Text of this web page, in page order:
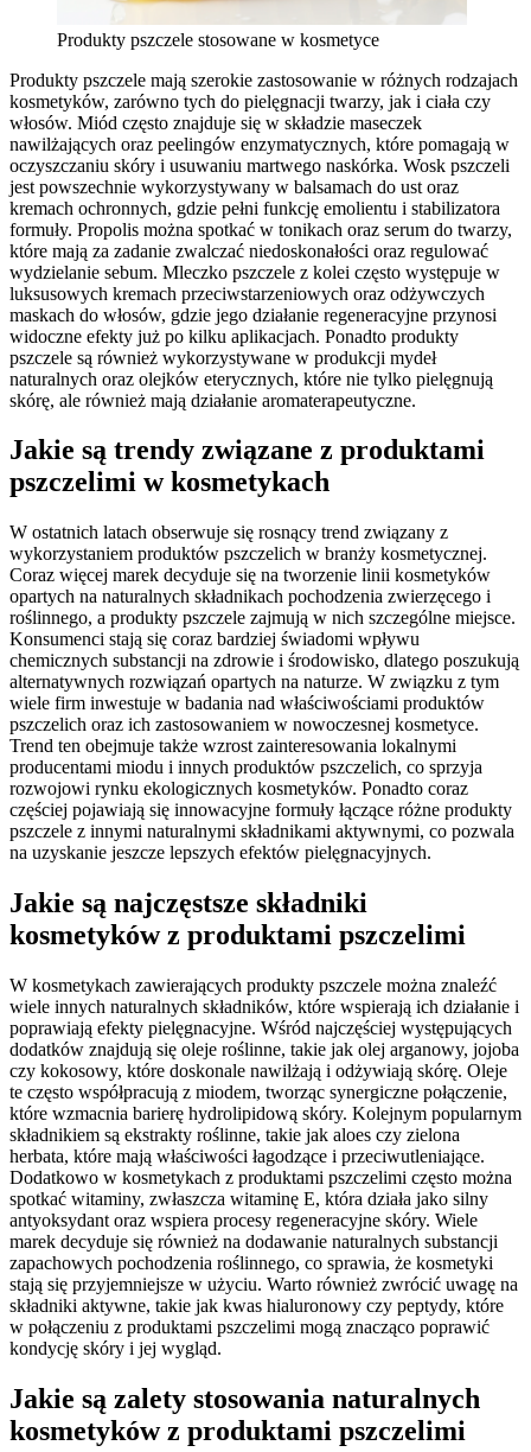
Produkty pszczele stosowane w kosmetyce
Produkty pszczele mają szerokie zastosowanie w różnych rodzajach
kosmetyków, zarówno tych do pielęgnacji twarzy, jak i ciała czy
włosów. Miód często znajduje się w składzie maseczek
nawilżających oraz peelingów enzymatycznych, które pomagają w
oczyszczaniu skóry i usuwaniu martwego naskórka. Wosk pszczeli
jest powszechnie wykorzystywany w balsamach do ust oraz
kremach ochronnych, gdzie pełni funkcję emolientu i stabilizatora
formuły. Propolis można spotkać w tonikach oraz serum do twarzy,
które mają za zadanie zwalczać niedoskonałości oraz regulować
wydzielanie sebum. Mleczko pszczele z kolei często występuje w
luksusowych kremach przeciwstarzeniowych oraz odżywczych
maskach do włosów, gdzie jego działanie regeneracyjne przynosi
widoczne efekty już po kilku aplikacjach. Ponadto produkty
pszczele są również wykorzystywane w produkcji mydeł
naturalnych oraz olejków eterycznych, które nie tylko pielęgnują
skórę, ale również mają działanie aromaterapeutyczne.
Jakie są trendy związane z produktami
pszczelimi w kosmetykach
W ostatnich latach obserwuje się rosnący trend związany z
wykorzystaniem produktów pszczelich w branży kosmetycznej.
Coraz więcej marek decyduje się na tworzenie linii kosmetyków
opartych na naturalnych składnikach pochodzenia zwierzęcego i
roślinnego, a produkty pszczele zajmują w nich szczególne miejsce.
Konsumenci stają się coraz bardziej świadomi wpływu
chemicznych substancji na zdrowie i środowisko, dlatego poszukują
alternatywnych rozwiązań opartych na naturze. W związku z tym
wiele firm inwestuje w badania nad właściwościami produktów
pszczelich oraz ich zastosowaniem w nowoczesnej kosmetyce.
Trend ten obejmuje także wzrost zainteresowania lokalnymi
producentami miodu i innych produktów pszczelich, co sprzyja
rozwojowi rynku ekologicznych kosmetyków. Ponadto coraz
częściej pojawiają się innowacyjne formuły łączące różne produkty
pszczele z innymi naturalnymi składnikami aktywnymi, co pozwala
na uzyskanie jeszcze lepszych efektów pielęgnacyjnych.
Jakie są najczęstsze składniki
kosmetyków z produktami pszczelimi
W kosmetykach zawierających produkty pszczele można znaleźć
wiele innych naturalnych składników, które wspierają ich działanie i
poprawiają efekty pielęgnacyjne. Wśród najczęściej występujących
dodatków znajdują się oleje roślinne, takie jak olej arganowy, jojoba
czy kokosowy, które doskonale nawilżają i odżywiają skórę. Oleje
te często współpracują z miodem, tworząc synergiczne połączenie,
które wzmacnia barierę hydrolipidową skóry. Kolejnym popularnym
składnikiem są ekstrakty roślinne, takie jak aloes czy zielona
herbata, które mają właściwości łagodzące i przeciwutleniające.
Dodatkowo w kosmetykach z produktami pszczelimi często można
spotkać witaminy, zwłaszcza witaminę E, która działa jako silny
antyoksydant oraz wspiera procesy regeneracyjne skóry. Wiele
marek decyduje się również na dodawanie naturalnych substancji
zapachowych pochodzenia roślinnego, co sprawia, że kosmetyki
stają się przyjemniejsze w użyciu. Warto również zwrócić uwagę na
składniki aktywne, takie jak kwas hialuronowy czy peptydy, które
w połączeniu z produktami pszczelimi mogą znacząco poprawić
kondycję skóry i jej wygląd.
Jakie są zalety stosowania naturalnych
kosmetyków z produktami pszczelimi